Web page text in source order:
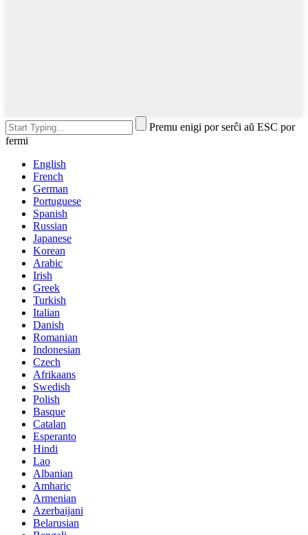
Premu enigi por serĉi aŭ ESC por
fermi
English
French
German
Portuguese
Spanish
Russian
Japanese
Korean
Arabic
Irish
Greek
Turkish
Italian
Danish
Romanian
Indonesian
Czech
Afrikaans
Swedish
Polish
Basque
Catalan
Esperanto
Hindi
Lao
Albanian
Amharic
Armenian
Azerbaijani
Belarusian